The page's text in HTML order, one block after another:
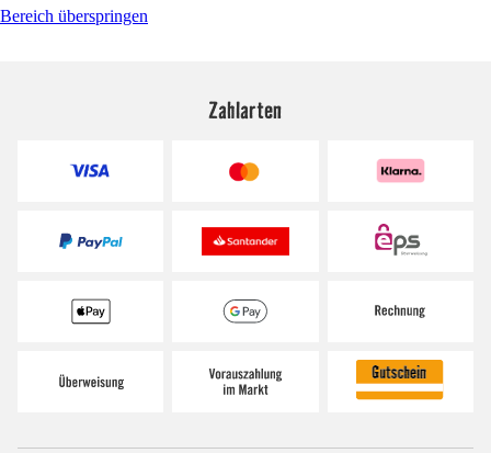
Bereich überspringen
Zahlarten